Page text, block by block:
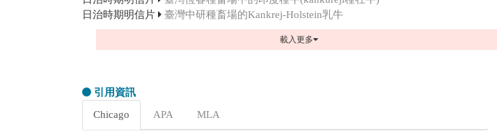
日治時期明信片
臺灣中研種畜場的Kankrej-Holstein乳牛
載入更多
引用資訊
Chicago
APA MLA